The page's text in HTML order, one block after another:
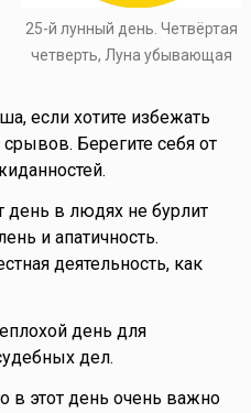
25-й лунный день. Четвёртая
четверть, Луна убывающая
если хотите избежать
Берегите себя от
день в людях не бурлит
и апатичность.
деятельность, как
день для
дел.
в этот день очень важно